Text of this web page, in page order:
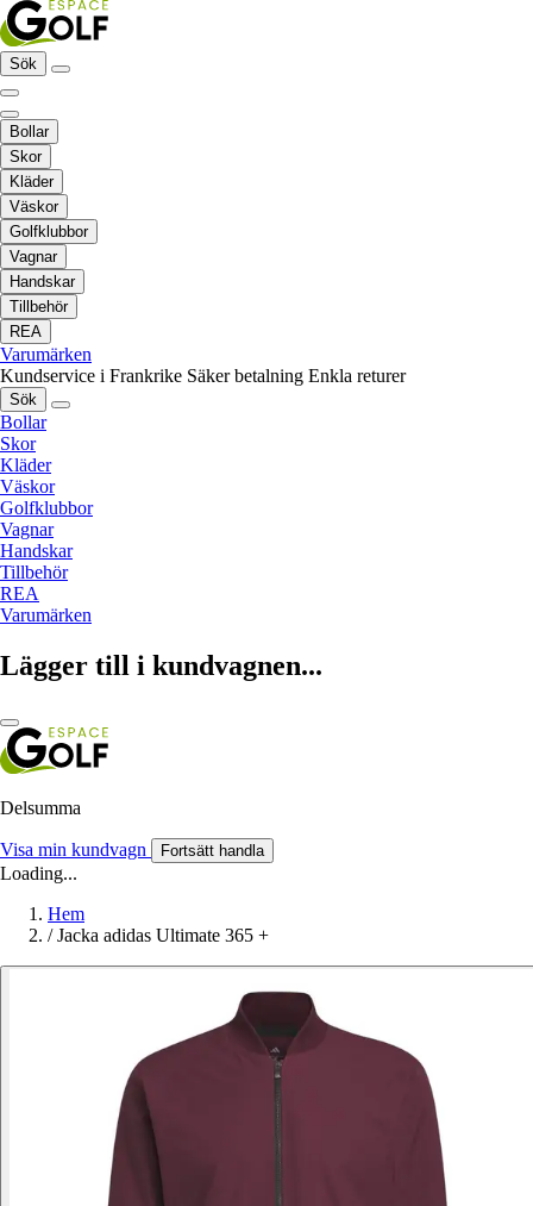
Sök
Bollar
Skor
Kläder
Väskor
Golfklubbor
Vagnar
Handskar
Tillbehör
REA
Varumärken
Kundservice i Frankrike Säker betalning Enkla returer
Sök
Bollar
Skor
Kläder
Väskor
Golfklubbor
Vagnar
Handskar
Tillbehör
REA
Varumärken
Lägger till i kundvagnen...
Delsumma
Visa min kundvagn Fortsätt handla
Loading...
Hem
/ Jacka adidas Ultimate 365 +